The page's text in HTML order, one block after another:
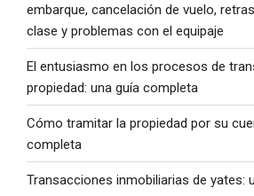
embarque, cancelación de vuelo,
clase y problemas con el equipaje
El entusiasmo en los procesos de
propiedad: una guía completa
Cómo tramitar la propiedad por su
completa
Transacciones inmobiliarias de yates: